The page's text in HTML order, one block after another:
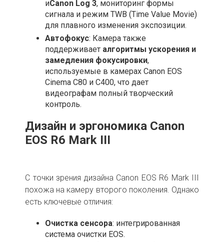
иCanon Log 3, мониторинг формы
сигнала и режим TWB (Time Value Movie)
для плавного изменения экспозиции.
Автофокус: Камера также
поддерживает алгоритмы ускорения и
замедления фокусировки,
используемые в камерах Canon EOS
Cinema C80 и C400, что дает
видеографам полный творческий
контроль.
Дизайн и эргономика Canon
EOS R6 Mark III
С точки зрения дизайна Canon EOS R6 Mark III
похожа на камеру второго поколения. Однако
есть ключевые отличия:
Очистка сенсора: интегрированная
система очистки EOS.